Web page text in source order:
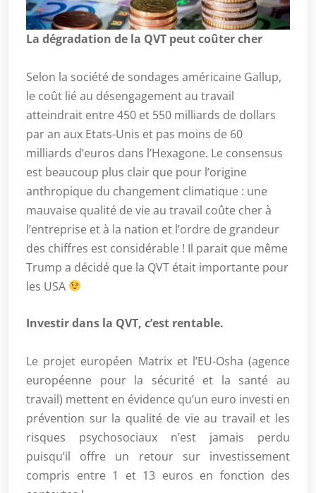
La dégradation de la QVT peut coûter cher
Selon la société de sondages américaine Gallup,
le coût lié au désengagement au travail
atteindrait entre 450 et 550 milliards de dollars
par an aux Etats-Unis et pas moins de 60
milliards d’euros dans l’Hexagone. Le consensus
est beaucoup plus clair que pour l’origine
anthropique du changement climatique : une
mauvaise qualité de vie au travail coûte cher à
l’entreprise et à la nation et l’ordre de grandeur
des chiffres est considérable ! Il parait que même
Trump a décidé que la QVT était importante pour
les USA
Investir dans la QVT, c’est rentable.
Le projet européen Matrix et l’EU-Osha (agence
européenne pour la sécurité et la santé au
travail) mettent en évidence qu’un euro investi en
prévention sur la qualité de vie au travail et les
risques psychosociaux n’est jamais perdu
puisqu’il offre un retour sur investissement
compris entre 1 et 13 euros en fonction des